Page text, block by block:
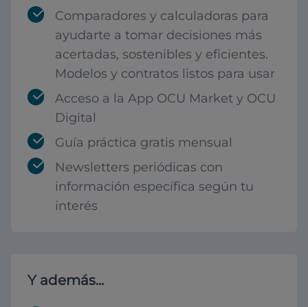
Comparadores y calculadoras para
ayudarte a tomar decisiones más
acertadas, sostenibles y eficientes.
Modelos y contratos listos para usar
Acceso a la App OCU Market y OCU
Digital
Guía práctica gratis mensual
Newsletters periódicas con
información específica según tu
interés
Y además...